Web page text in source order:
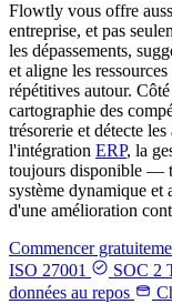
Flowtly vous offre
entreprise, et pas
les dépassements,
et aligne les
répétitives autour.
cartographie des
trésorerie et détecte
l'intégration ERP, la
toujours disponible —
système dynamique et
d'une amélioration
Commencer
ISO 27001
SOC 2
données au repos